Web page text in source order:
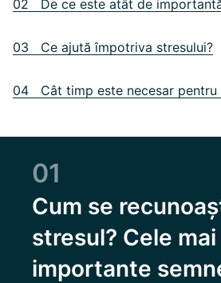
03 Ce ajută împotriva stresului?
04 Cât timp este necesar pentru
01
Cum se
stresul? Cele mai
importante